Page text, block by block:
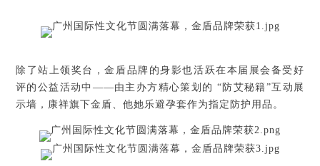
除了站上领奖台，金盾品牌的身影也活跃在本届展会备受好
评的公益活动中——由主办方精心策划的 “防艾秘籍”互动展
示墙，康祥旗下金盾、他她乐避孕套作为指定防护用品。